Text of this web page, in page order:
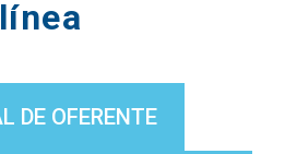
línea
DE OFERENTE